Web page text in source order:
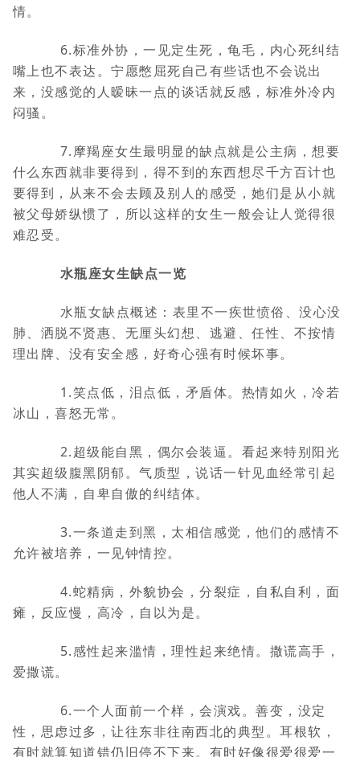
情。
6.标准外协，一见定生死，龟毛，内心死纠结
嘴上也不表达。宁愿憋屈死自己有些话也不会说出
来，没感觉的人暧昧一点的谈话就反感，标准外冷内
闷骚。
7.摩羯座女生最明显的缺点就是公主病，想要
什么东西就非要得到，得不到的东西想尽千方百计也
要得到，从来不会去顾及别人的感受，她们是从小就
被父母娇纵惯了，所以这样的女生一般会让人觉得很
难忍受。
水瓶座女生缺点一览
水瓶女缺点概述：表里不一疾世愤俗、没心没
肺、洒脱不贤惠、无厘头幻想、逃避、任性、不按情
理出牌、没有安全感，好奇心强有时候坏事。
1.笑点低，泪点低，矛盾体。热情如火，冷若
冰山，喜怒无常。
2.超级能自黑，偶尔会装逼。看起来特别阳光
其实超级腹黑阴郁。气质型，说话一针见血经常引起
他人不满，自卑自傲的纠结体。
3.一条道走到黑，太相信感觉，他们的感情不
允许被培养，一见钟情控。
4.蛇精病，外貌协会，分裂症，自私自利，面
瘫，反应慢，高冷，自以为是。
5.感性起来滥情，理性起来绝情。撒谎高手，
爱撒谎。
6.一个人面前一个样，会演戏。善变，没定
性，思虑过多，让往东非往南西北的典型。耳根软，
有时就算知道错仍旧停不下来。有时好像很爱很爱一